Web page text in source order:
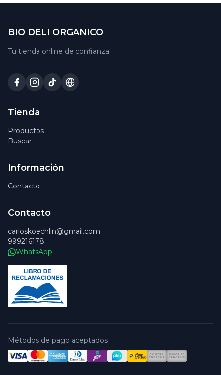
BIO DELI ORGANICO
Tu tienda online de confianza.
Tienda
Productos
Buscar
Información
Contacto
Contacto
carloskoechlin@gmail.com
999216178
WhatsApp
Métodos de pago aceptados